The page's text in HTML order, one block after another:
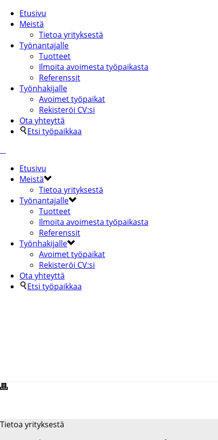
Etusivu
Meistä
Tietoa yrityksestä
Työnantajalle
Tuotteet
Ilmoita avoimesta työpaikasta
Referenssit
Työnhakijalle
Avoimet työpaikat
Rekisteröi CV:si
Ota yhteyttä
Etsi työpaikkaa
Etusivu
Meistä
Tietoa yrityksestä
Työnantajalle
Tuotteet
Ilmoita avoimesta työpaikasta
Referenssit
Työnhakijalle
Avoimet työpaikat
Rekisteröi CV:si
Ota yhteyttä
Etsi työpaikkaa
Tietoa yrityksestä